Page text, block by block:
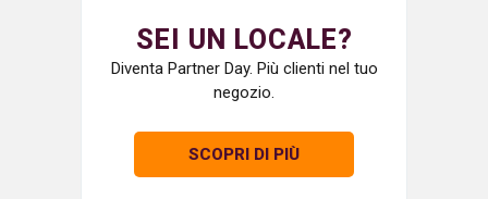
SEI UN LOCALE?
Diventa Partner Day. Più clienti nel tuo
negozio.
SCOPRI DI PIÙ